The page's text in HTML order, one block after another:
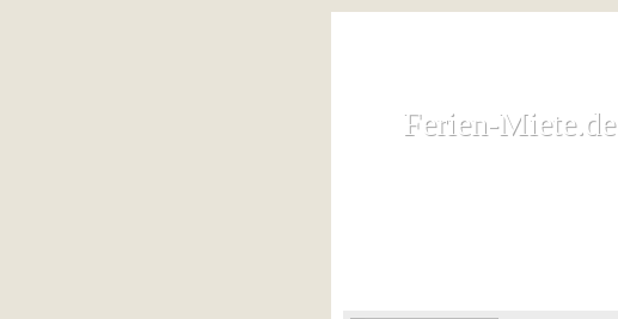
Ferien-Miete.de
Ferien-Miete.de